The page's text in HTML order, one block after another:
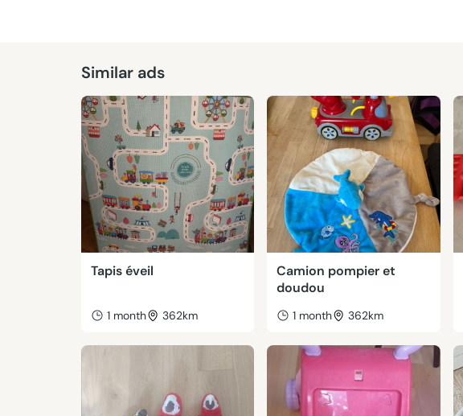
Similar ads
Tapis éveil
1 month 362km
Camion pompier et
doudou
1 month 362km